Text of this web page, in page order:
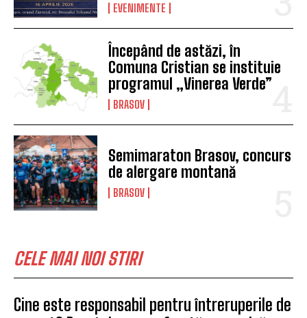
EVENIMENTE
Începând de astăzi, în
Comuna Cristian se instituie
programul „Vinerea Verde”
BRASOV
Semimaraton Brasov, concurs
de alergare montană
BRASOV
CELE MAI NOI STIRI
Cine este responsabil pentru întreruperile de